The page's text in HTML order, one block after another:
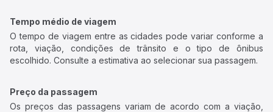
Tempo médio de viagem
O tempo de viagem entre as cidades pode variar conforme a
rota, viação, condições de trânsito e o tipo de ônibus
escolhido. Consulte a estimativa ao selecionar sua passagem.
Preço da passagem
Os preços das passagens variam de acordo com a viação,